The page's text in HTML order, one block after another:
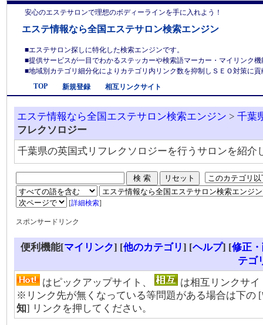
安心のエステサロンで理想のボディーラインを手に入れよう！
エステ情報なら全国エステサロン検索エンジン
■エステサロン探しに特化した検索エンジンです。
■提供サービスが一目でわかるステッカーや検索語マーカー・マイリンク
■地域別カテゴリ細分化によりカテゴリ内リンク数を抑制しＳＥＯ対策に
TOP
新規登録 相互リンクサイト
エステ情報なら全国エステサロン検索エンジン > 千葉
フレクソロジー
千葉県の英国式リフレクソロジーを行うサロンを紹介
[詳細検索]
スポンサードリンク
便利機能[マイリンク] [他のカテゴリ] [ヘルプ] [修正
テゴ
はピックアップサイト、
は相互リンクサイ
※リンク先が無くなっている等問題がある場合は下の [
知] リンクを押してください。